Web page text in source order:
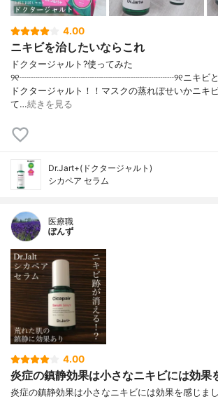
4.00
ニキビを治したいならこれ
ドクタージャルト?使ってみた
୨୧┈┈┈┈┈┈┈┈┈┈┈┈┈┈┈┈┈୨୧ニキビと美
ドクタージャルト！！マスクの蒸れぼせいかニキ
て…続きを見る
Dr.Jart+(ドクタージャルト)
シカペア セラム
医療職
ぽんず
4.00
炎症の鎮静効果は小さなニキビには効果
炎症の鎮静効果は小さなニキビには効果を感じま